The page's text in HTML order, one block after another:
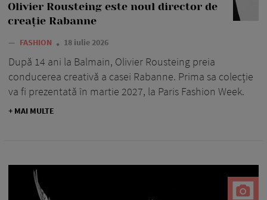
Olivier Rousteing este noul director de
creație Rabanne
— FASHION 18 iulie 2026
După 14 ani la Balmain, Olivier Rousteing preia
conducerea creativă a casei Rabanne. Prima sa colecție
va fi prezentată în martie 2027, la Paris Fashion Week.
+ MAI MULTE